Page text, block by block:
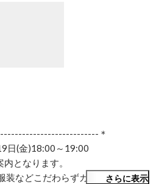
引き出せる環境を提供します。
タイムで回答をさせていただきま
！
＊
日(金)18:00～19:00
となります。
装などこだわらずカジュアルにご
さらに表示